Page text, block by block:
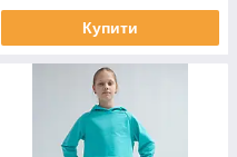
Купити